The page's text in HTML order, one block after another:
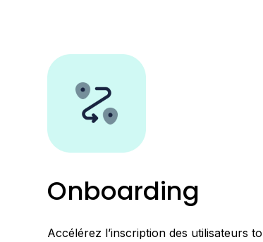
Onboarding
Accélérez l’inscription des utilisateurs